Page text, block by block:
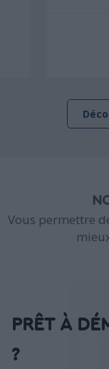
Vous permettre
PRÊT À
?